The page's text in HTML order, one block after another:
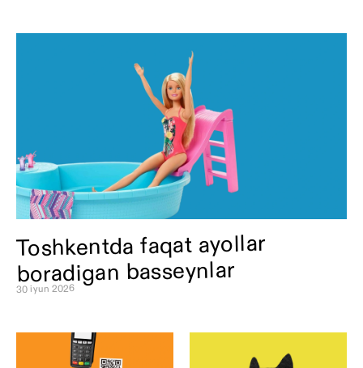
Toshkentda faqat ayollar
boradigan basseynlar
30 iyun 2026